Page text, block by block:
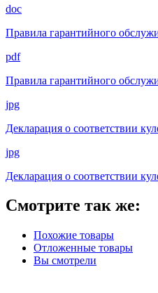
doc
Правила гарантийного
pdf
Правила гарантийного
jpg
Декларация о соответствии
jpg
Декларация о соответствии
Смотрите так же:
Похожие товары
Отложенные товары
Вы смотрели